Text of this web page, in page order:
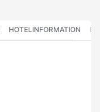
HOTELINFORMATION